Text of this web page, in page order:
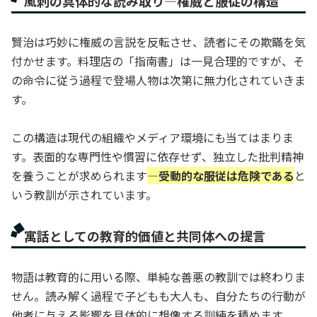
賢治は巧妙に権威の言説を反転させ、読者にその欺瞞を気
付かせます。料理店の「指南書」は一見合理的ですが、そ
の命令に従う過程で登場人物は次第に無力化されていきま
す。
この構造は現代の組織やメディア環境にも当てはまりま
す。表面的な専門性や慣習に依存せず、独立した批判精神
を養うことが求められます—受動的な服従は危険である と
いう教訓が示されています。
寓話としての教育的価値と共同体への提言
物語は教育的に用いる際、単純な善悪の教訓では終わりま
せん。読み解く過程で子どもも大人も、自分たちの行動が